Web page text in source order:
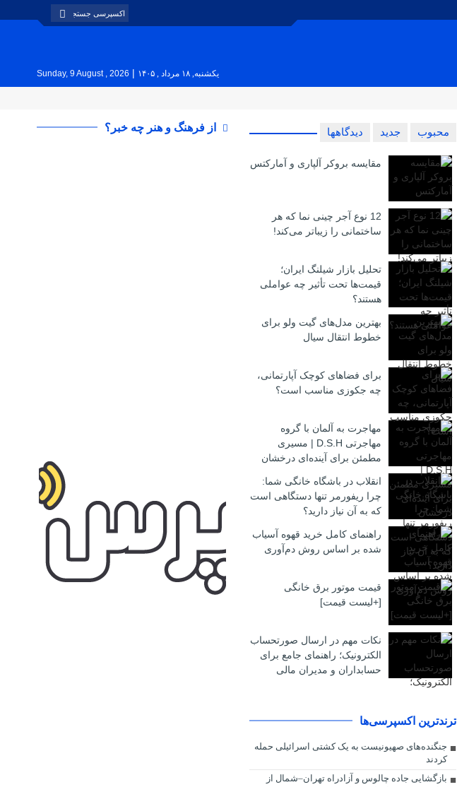
یکشنبه, ۱۸ مرداد , ۱۴۰۵ |
Sunday, 9 August , 2026
محبوب جدید دیدگاهها
مقایسه بروکر آلپاری و آمارکتس
12 نوع آجر چینی نما که هر
ساختمانی را زیباتر می‌کند!
تحلیل بازار شیلنگ ایران؛
قیمت‌ها تحت تأثیر چه عواملی
هستند؟
بهترین مدل‌های گیت ولو برای
خطوط انتقال سیال
برای فضاهای کوچک آپارتمانی،
چه جکوزی مناسب است؟
مهاجرت به آلمان با گروه
مهاجرتی D.S.H | مسیری
مطمئن برای آینده‌ای درخشان
انقلاب در باشگاه خانگی شما:
چرا ریفورمر تنها دستگاهی است
که به آن نیاز دارید؟
راهنمای کامل خرید قهوه آسیاب
شده بر اساس روش دم‌آوری
قیمت موتور برق خانگی
[+لیست قیمت]
نکات مهم در ارسال صورتحساب
الکترونیک؛ راهنمای جامع برای
حسابداران و مدیران مالی
ترندترین اکسپرسی‌ها
جنگنده‌های صهیونیست به یک کشتی اسرائیلی حمله
کردند
بازگشایی جاده چالوس و آزادراه تهران–شمال از
از فرهنگ و هنر چه خبر؟